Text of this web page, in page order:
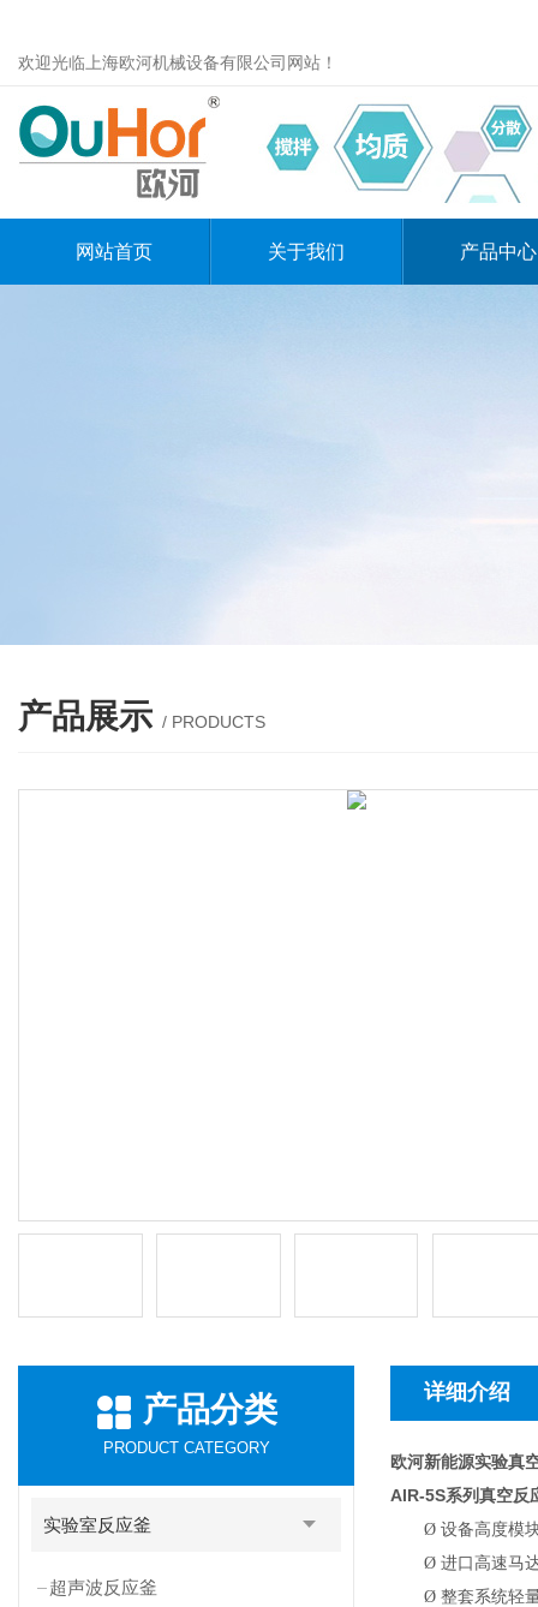
欢迎光临上海欧河机械设备有限公司网站！
网站首页 关于我们 产品中心
产品展示 / PRODUCTS
产品分类
PRODUCT CATEGORY
实验室反应釜
超声波反应釜
详细介绍
欧河新能源实验真
AIR-5S系列真空反
Ø 设备高度模
Ø 进口高速马
Ø 整套系统轻